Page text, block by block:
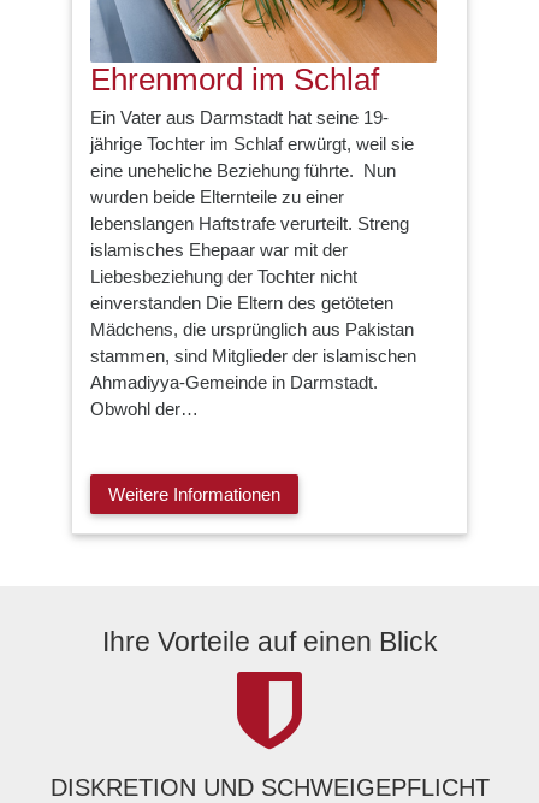
Ehrenmord im Schlaf
Ein Vater aus Darmstadt hat seine 19-
jährige Tochter im Schlaf erwürgt, weil sie
eine uneheliche Beziehung führte. Nun
wurden beide Elternteile zu einer
lebenslangen Haftstrafe verurteilt. Streng
islamisches Ehepaar war mit der
Liebesbeziehung der Tochter nicht
einverstanden Die Eltern des getöteten
Mädchens, die ursprünglich aus Pakistan
stammen, sind Mitglieder der islamischen
Ahmadiyya-Gemeinde in Darmstadt.
Obwohl der…
Weitere Informationen
Ihre Vorteile auf einen Blick
DISKRETION UND SCHWEIGEPFLICHT